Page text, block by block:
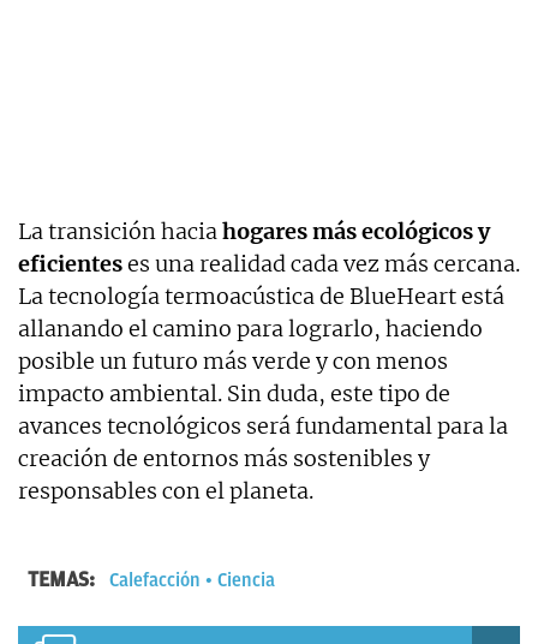
La transición haciahogares más ecológicos y
eficienteses una realidad cada vez más cercana.
La tecnología termoacústica de BlueHeart está
allanando el camino para lograrlo, haciendo
posible un futuro más verde y con menos
impacto ambiental. Sin duda, este tipo de
avances tecnológicos será fundamental para la
creación de entornos más sostenibles y
responsables con el planeta.
TEMAS: Calefacción Ciencia